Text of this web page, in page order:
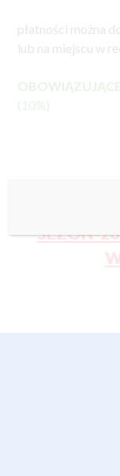
płatności można
lub na miejscu w
(10%)
HTTPS://
SEZON-